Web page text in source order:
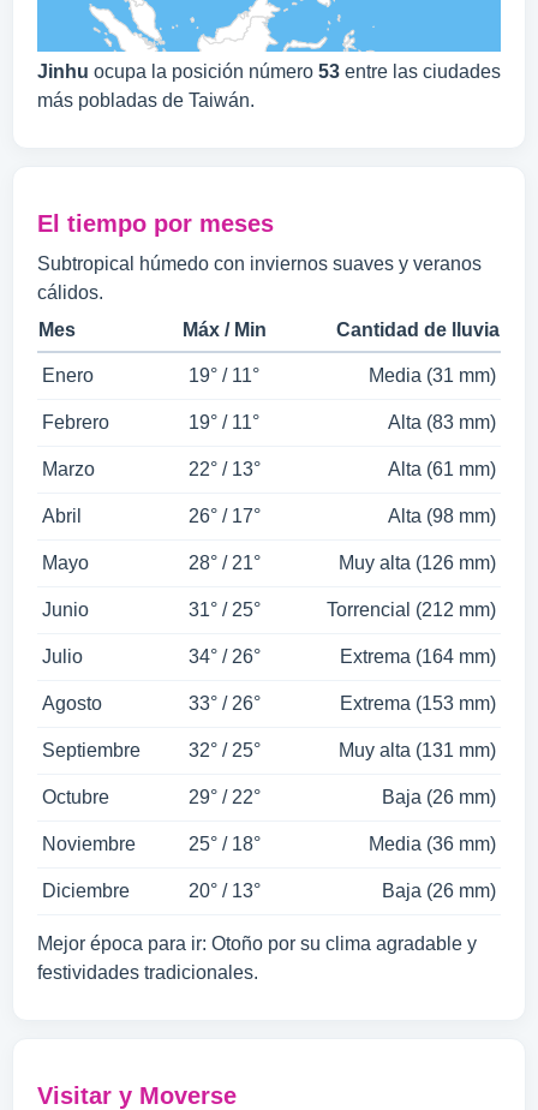
Jinhu ocupa la posición número 53 entre las ciudades
más pobladas de Taiwán.
El tiempo por meses
Subtropical húmedo con inviernos suaves y veranos
cálidos.
Mes
Máx / Min Cantidad de lluvia
Enero 19° / 11° Media (31 mm)
Febrero 19° / 11° Alta (83 mm)
Marzo 22° / 13° Alta (61 mm)
Abril 26° / 17° Alta (98 mm)
Mayo 28° / 21° Muy alta (126 mm)
Junio 31° / 25° Torrencial (212 mm)
Julio 34° / 26° Extrema (164 mm)
Agosto 33° / 26° Extrema (153 mm)
Septiembre 32° / 25° Muy alta (131 mm)
Octubre 29° / 22° Baja (26 mm)
Noviembre 25° / 18° Media (36 mm)
Diciembre 20° / 13° Baja (26 mm)
Mejor época para ir: Otoño por su clima agradable y
festividades tradicionales.
Visitar y Moverse